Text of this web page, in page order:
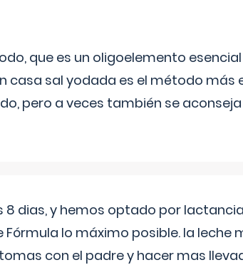
que es un oligoelemento
casa sal yodada es el método más
pero a veces también se aconseja
8 dias, y hemos optado por
Fórmula lo máximo posible. la leche
con el padre y hacer mas